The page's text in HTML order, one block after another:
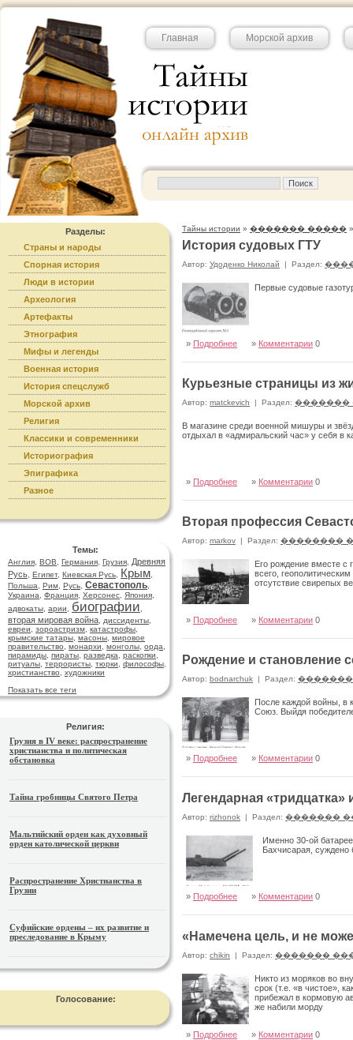
Главная Морской архив
Разделы:
Страны и народы
Спорная история
Люди в истории
Археология
Артефакты
Этнография
Мифы и легенды
Военная история
История спецслужб
Морской архив
Религия
Классики и современники
Историография
Эпиграфика
Разное
Темы:
Англия ВОВ Германия Грузия
Древняя
Русь Египет, Киевская Русь Крым
Польша
Рим Русь Севастополь
Украина
Франция Херсонес Япония
адвокаты арии биографии
вторая мировая война диссиденты
евреи
зороастризм катастрофы
крымские татары масоны мировое
правительство
монархи монголы орда
пирамиды пираты разведка раскопки
ритуалы террористы тюрки философы
христианство
художники
Показать все теги
Религия:
Грузия в IV веке: распространение
христианства и политическая
обстановка
Тайна гробницы Святого Петра
Мальтийский орден как духовный
орден католической церкви
Распространение Христианства в
Грузии
Суфийские ордены – их развитие и
преследование в Крыму
Голосование:
Тайны истории » ������� �����
История судовых ГТУ
Автор: Удоденко Николай | Раздел:
Первые судовые
» Подробнее » Комментарии 0
Курьезные страницы из
Автор: matckevich | Раздел: �������
В магазине среди военной мишуры и
отдыхал в «адмиральский час» у себя в
» Подробнее » Комментарии 0
Вторая профессия
Автор: markov | Раздел: ��������
Его рождение вместе с
всего,
отсутствие свирепых
» Подробнее » Комментарии 0
Рождение и становление
Автор: bodnarchuk | Раздел:
После каждой войны, в
Союз. Выйдя
» Подробнее » Комментарии 0
Легендарная
Автор: rizhonok | Раздел: �������
Именно 30-ой
Бахчисарая, суждено
» Подробнее » Комментарии 0
«Намечена цель, и не
Автор: chikin | Раздел: �������
Никто из моряков во
срок (т.е. «в чистое»,
прибежал в кормовую
же набили морду
» Подробнее » Комментарии 0